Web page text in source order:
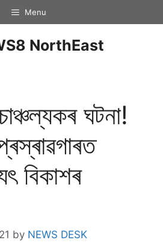
Menu
NorthEast
ঘটনা!
বিকাশৰ
by NEWS DESK